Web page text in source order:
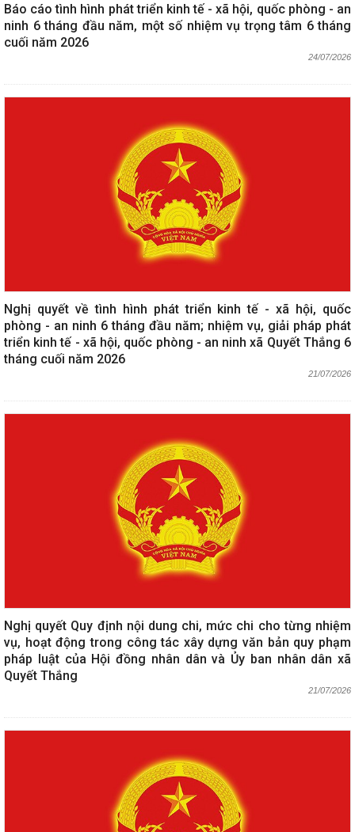
Báo cáo tình hình phát triển kinh tế - xã hội, quốc phòng - an
ninh 6 tháng đầu năm, một số nhiệm vụ trọng tâm 6 tháng
cuối năm 2026
24/07/2026
Nghị quyết về tình hình phát triển kinh tế - xã hội, quốc
phòng - an ninh 6 tháng đầu năm; nhiệm vụ, giải pháp phát
triển kinh tế - xã hội, quốc phòng - an ninh xã Quyết Thắng 6
tháng cuối năm 2026
21/07/2026
Nghị quyết Quy định nội dung chi, mức chi cho từng nhiệm
vụ, hoạt động trong công tác xây dựng văn bản quy phạm
pháp luật của Hội đồng nhân dân và Ủy ban nhân dân xã
Quyết Thắng
21/07/2026